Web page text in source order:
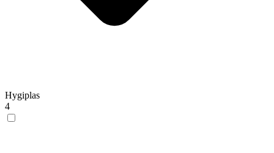
Hygiplas
4